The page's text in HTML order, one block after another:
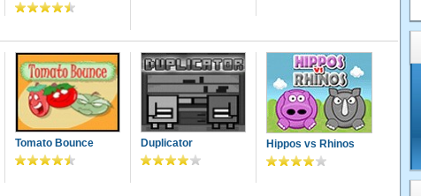
Tomato Bounce Duplicator Hippos vs Rhinos